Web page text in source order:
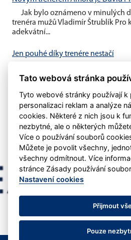
Jak bylo oznámeno v minulých
trenéra mužů Vladimír Štrublík Pro
adekvátní...
Jen pouhé díky trenére nestačí
Štrublíka u našeho áčka
Tato webová stránka
Tyto webové stránky používají k
personalizaci reklam a analýze
cookies. Některé z nich jsou k
nezbytné, ale o některých
Více o používání souborů
Můžete je povolit všechny,
všechny odmítnout. Více
stránce Zásady používání
Nastavení cookies
Přijmout
Pouze